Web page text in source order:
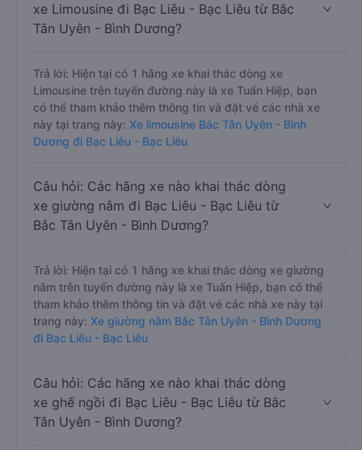
xe Limousine đi Bạc Liêu - Bạc Liêu từ Bắc
Tân Uyên - Bình Dương?
Trả lời: Hiện tại có 1 hãng xe khai thác dòng xe
Limousine trên tuyến đường này là xe Tuấn Hiệp, bạn
có thể tham khảo thêm thông tin và đặt vé các nhà xe
này tại trang này: Xe limousine Bắc Tân Uyên - Bình
Dương đi Bạc Liêu - Bạc Liêu
Câu hỏi: Các hãng xe nào khai thác dòng
xe giường nằm đi Bạc Liêu - Bạc Liêu từ
Bắc Tân Uyên - Bình Dương?
Trả lời: Hiện tại có 1 hãng xe khai thác dòng xe giường
nằm trên tuyến đường này là xe Tuấn Hiệp, bạn có thể
tham khảo thêm thông tin và đặt vé các nhà xe này tại
trang này: Xe giường nằm Bắc Tân Uyên - Bình Dương
đi Bạc Liêu - Bạc Liêu
Câu hỏi: Các hãng xe nào khai thác dòng
xe ghế ngồi đi Bạc Liêu - Bạc Liêu từ Bắc
Tân Uyên - Bình Dương?